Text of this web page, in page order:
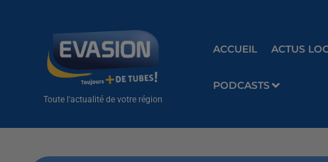
Toute l'actualité de votre région
ACCUEIL ACTUS
PODCASTS